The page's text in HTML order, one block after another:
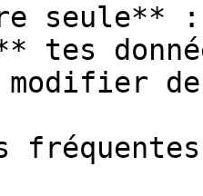
seule** :
tes
modifier
fréquentes